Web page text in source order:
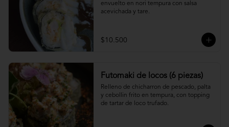
envuelto en nori tempura con salsa
acevichada y tare.
$10.500
Futomaki de locos (6 piezas)
Relleno de chicharron de pescado, palta
y cebollin frito en tempura, con topping
de tartar de loco trufado.